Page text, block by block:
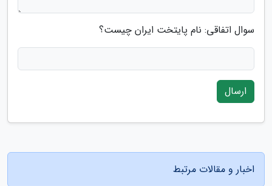
سوال اتفاقی: نام پایتخت ایران چیست؟
ارسال
اخبار و مقالات مرتبط